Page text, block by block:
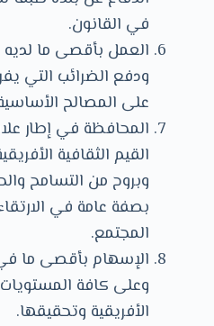
في القانون.
العمل بأقصى ما لديه
ودفع الضرائب التي
على المصالح
المحافظة في إطار
القيم الثقافية
وبروح من التسامح
بصفة عامة في
المجتمع.
الإسهام بأقصى ما
وعلى كافة
الأفريقية وتحقيقها.